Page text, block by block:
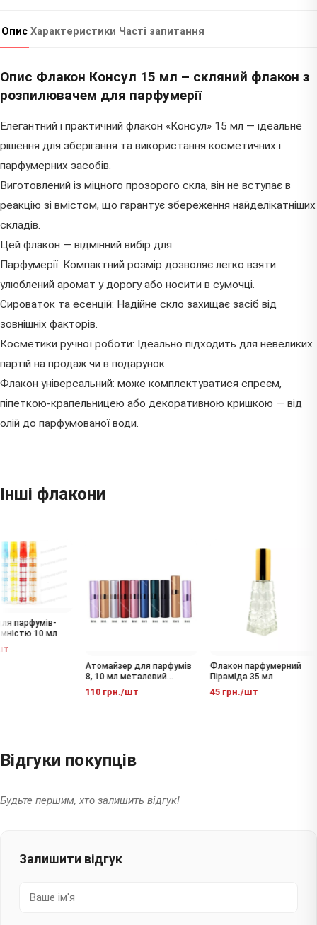
Опис Характеристики Часті запитання
Опис Флакон Консул 15 мл – скляний флакон з
розпилювачем для парфумерії
Елегантний і практичний флакон «Консул» 15 мл — ідеальне
рішення для зберігання та використання косметичних і
парфумерних засобів.
Виготовлений із міцного прозорого скла, він не вступає в
реакцію зі вмістом, що гарантує збереження найделікатніших
складів.
Цей флакон — відмінний вибір для:
Парфумерії: Компактний розмір дозволяє легко взяти
улюблений аромат у дорогу або носити в сумочці.
Сироваток та есенцій: Надійне скло захищає засіб від
зовнішніх факторів.
Косметики ручної роботи: Ідеально підходить для невеликих
партій на продаж чи в подарунок.
Флакон універсальний: може комплектуватися спреєм,
піпеткою-крапельницею або декоративною кришкою — від
олій до парфумованої води.
Інші флакони
парфумів-
10 мл
Атомайзер для парфумів
8, 10 мл металевий
флакон-спрей
110 грн./шт
Флакон парфумерний
Піраміда 35 мл
45 грн./шт
Відгуки покупців
Будьте першим, хто залишить відгук!
Залишити відгук